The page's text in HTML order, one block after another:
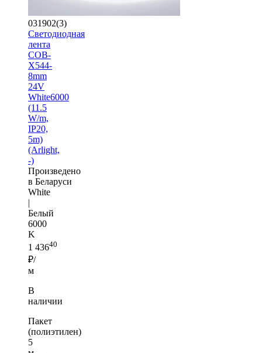
031902(3)
Светодиодная
лента
COB-
X544-
8mm
24V
White6000
(11.5
W/m,
IP20,
5m)
(Arlight,
-)
Произведено
в Беларуси
White
|
Белый
6000
K
1 43640
₽/
м
В
наличии
Пакет
(полиэтилен)
5